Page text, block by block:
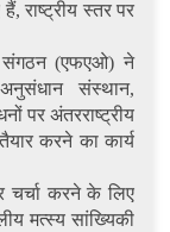
राष्ट्रीय स्तर पर
संगठन (एफएओ) ने
अनुसंधान संस्थान,
पर अंतरराष्ट्रीय
करने का कार्य
चर्चा करने के लिए
मत्स्य सांख्यिकी